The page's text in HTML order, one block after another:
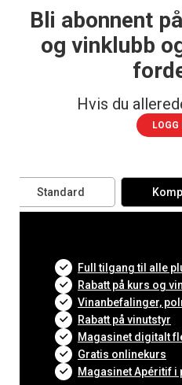
Bli abonnent
og vinklubb
Hvis du
LOGG
Standard
Full tilgang til alle
Rabatt på kurs og
Vinanbefalinger,
Rabatt på vinutstyr
Magasinet digitalt
Gratis onlinekurs
Magasinet Apéritif i